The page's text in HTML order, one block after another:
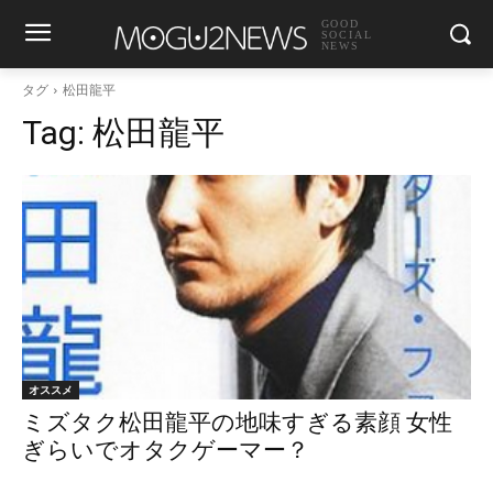
GOOD
SOCIAL
NEWS
タグ 松田龍平
Tag: 松田龍平
オススメ
ミズタク松田龍平の地味すぎる素顔 女性
ぎらいでオタクゲーマー？